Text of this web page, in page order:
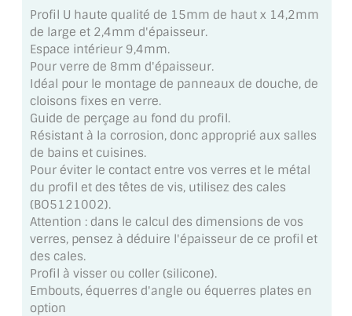
LOTS DE MIROIRS EN MOZAÏQUE
MIROIR POUR PORTE
MIROIR DE SALLE DE BAIN
MIROIR PAROI DE DOUCHE
MIROIR POUR SALLE DE SPORT
MIROIR POUR SALLE DE DANSE
MIROIR ENCADRÉ
MIROIR TV
VERRE SUR MESURE
Profil U haute qualité de 15mm de haut x 14,2mm
de large et 2,4mm d'épaisseur.
Espace intérieur 9,4mm.
Pour verre de 8mm d'épaisseur.
Idéal pour le montage de panneaux de douche, de
cloisons fixes en verre.
Guide de perçage au fond du profil.
Résistant à la corrosion, donc approprié aux salles
de bains et cuisines.
Pour éviter le contact entre vos verres et le métal
du profil et des têtes de vis, utilisez des cales
(BO5121002).
Attention : dans le calcul des dimensions de vos
verres, pensez à déduire l'épaisseur de ce profil et
des cales.
Profil à visser ou coller (silicone).
Embouts, équerres d'angle ou équerres plates en
option